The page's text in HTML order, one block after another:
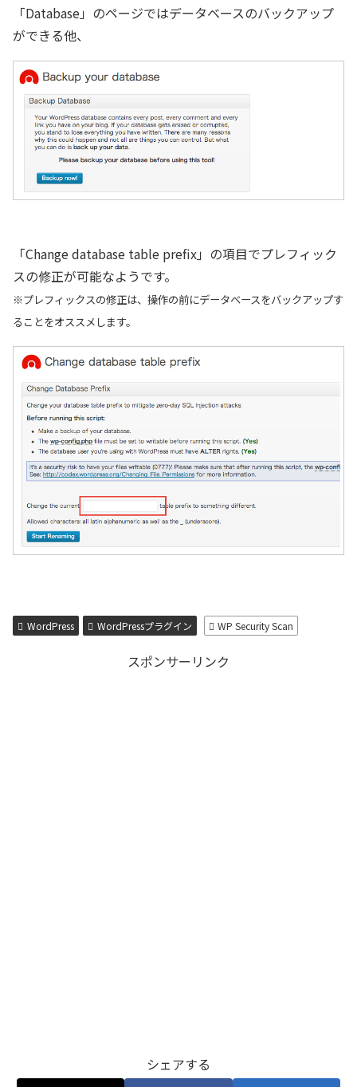
「Database」のページではデータベースのバックアップ
ができる他、
「Change database table prefix」の項目でプレフィック
スの修正が可能なようです。
※プレフィックスの修正は、操作の前にデータベースをバックアップす
ることをオススメします。
WordPress WordPressプラグイン WP Security Scan
スポンサーリンク
シェアする